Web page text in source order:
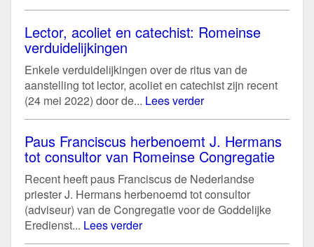
Lector, acoliet en catechist: Romeinse
verduidelijkingen
Enkele verduidelijkingen over de ritus van de
aanstelling tot lector, acoliet en catechist zijn recent
(24 mei 2022) door de... Lees verder
Paus Franciscus herbenoemt J. Hermans
tot consultor van Romeinse Congregatie
Recent heeft paus Franciscus de Nederlandse
priester J. Hermans herbenoemd tot consultor
(adviseur) van de Congregatie voor de Goddelijke
Eredienst... Lees verder